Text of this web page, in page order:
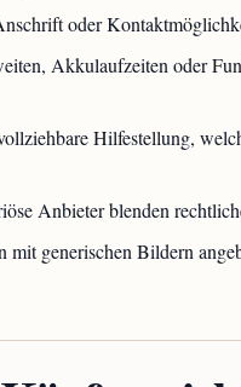
oder
Akkulaufzeiten oder
Hilfestellung,
Anbieter blenden
mit generischen Bildern